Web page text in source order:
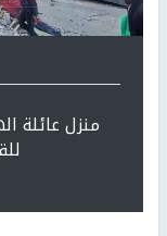
منزل عائلة